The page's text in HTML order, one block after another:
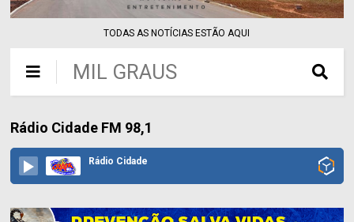
TODAS AS NOTÍCIAS ESTÃO AQUI
MIL GRAUS
Rádio Cidade FM 98,1
Rádio Cidade